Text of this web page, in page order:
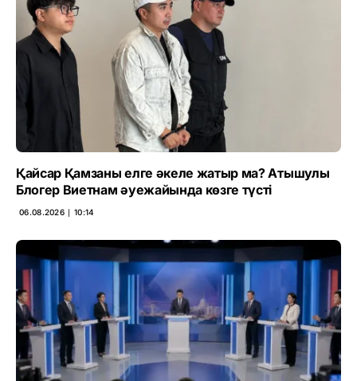
Қайсар Қамзаны елге әкеле жатыр ма? Атышулы
Блогер Виетнам әуежайында көзге түсті
06.08.2026 ∣ 10:14